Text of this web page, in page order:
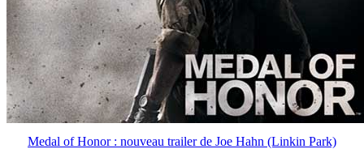
Medal of Honor : nouveau trailer de Joe Hahn (Linkin Park)